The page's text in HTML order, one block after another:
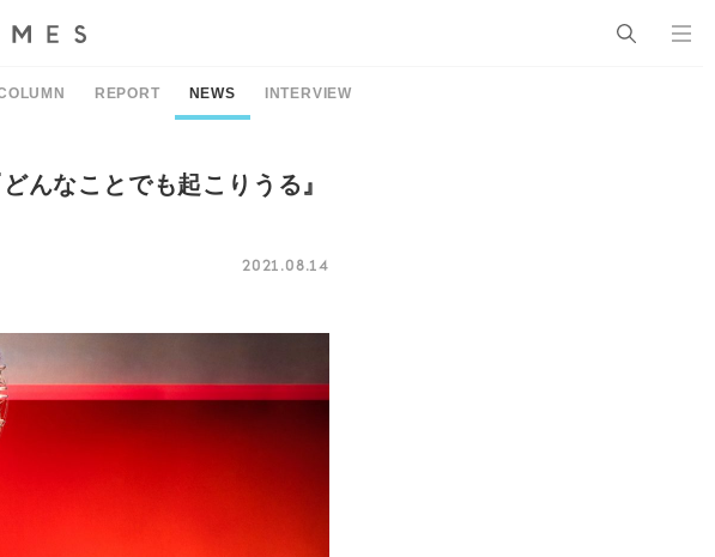
REPORT NEWS INTERVIEW
んなことでも起こりうる』
2021.08.14